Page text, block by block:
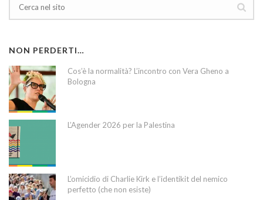
NON PERDERTI…
Cos’è la normalità? L’incontro con Vera Gheno a
Bologna
L’Agender 2026 per la Palestina
L’omicidio di Charlie Kirk e l’identikit del nemico
perfetto (che non esiste)